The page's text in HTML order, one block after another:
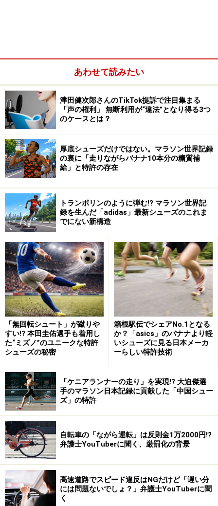
ーズを履いて走っていましたが、その中でも日本メーカ
ー「asics」の赤い厚底シューズがとりわけ目立っていま
した。上位入賞者におけるシェアは、asicsの厚底シュー
ズがNo.1でした。
【上位入賞者が履いていた厚底シューズ】
1位：シンブ（タンザニア）／adidas「ADIOS PRO EVO
2」
2位：ペトロス（ドイツ）／PUMA「FAST-R NITRO
○3位：アウアニ（イタリア）
／asics「METASPEED
RAY」※最新モデル
○4位：アルマヤ（イスラエル）
5位：チェランガット（ウガンダ）／adidas「ADIOS
PRO EVO 1」
6位：チャッピネーリ（イタリア）／NIKE「ズームエッ
クス ヴェイパーフライ ネクスト%4」
○7位：アヤレ（イスラエル）
asics「METASPEED」
8位：アマレ（エリトリア）／NIKE「ズームエックス ヴ
ェイパーフライ ネクスト%4」
※敬称略、着用シューズはいずれも筆者の目視による判
定
日本勢最高位の11位の近藤選手や、女子マラソン7位入
賞の小林香菜選手もasicsの赤い厚底シューズ
「METASPEED」を履いて走っていました。
そのほか全体的にも、asicsの厚底シューズを着用した選
手が多く見られたため、上位入賞者のシェア割合も踏ま
えると、ついに「asicsがNIKEを打倒した」と言ってもい
いのではないかと、筆者は考えます。
また同時にこれは、一時は箱根駅伝で着用者“ゼロ”にな
あわせて読みたい
津田健次郎さんのTikTok提訴で注目集まる
「声の権利」 無断利用が“違法”となり得る3つ
のケースとは？
厚底シューズだけではない。マラソン世界記録
の裏に「走りながらバナナ10本分の糖質補
給」と特許の存在
トランポリンのように弾む!? マラソン世界記
録を生んだ「adidas」最新シューズのこれま
でにない新構造
「無回転シュート」が蹴りや
すい!? 本田圭佑選手も着用し
た“ミズノ”のユニークな特許
シューズの秘密
箱根駅伝でシェアNo.1となる
か？「asics」のバナナより軽
いシューズに見る日本メーカ
ーらしい特許技術
「ケニアランナーの走り」を実現!? 大迫傑選
手のマラソン日本記録に貢献した「中国シュー
ズ」の特許
自転車の「ながら運転」は反則金1万2000円!?
弁護士YouTuberに聞く、厳罰化の背景
高速道路でスピード違反はNGだけど「遅い分
には問題ないでしょ？」弁護士YouTuberに聞
く